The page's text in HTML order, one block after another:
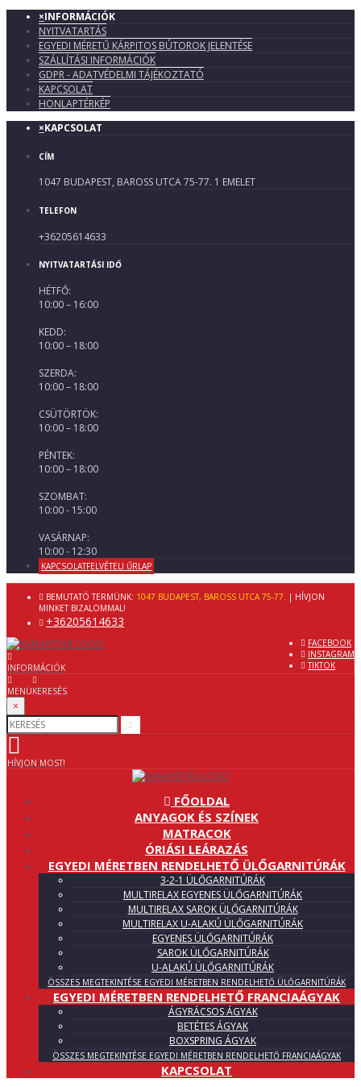
×INFORMÁCIÓK
NYITVATARTÁS
EGYEDI MÉRETŰ KÁRPITOS BÚTOROK JELENTÉSE
SZÁLLÍTÁSI INFORMÁCIÓK
GDPR - ADATVÉDELMI TÁJÉKOZTATÓ
KAPCSOLAT
HONLAPTÉRKÉP
×KAPCSOLAT
CÍM
1047 BUDAPEST, BAROSS UTCA 75-77. 1 EMELET
TELEFON
+36205614633
NYITVATARTÁSI IDŐ
HÉTFŐ:
10:00 – 16:00
KEDD:
10:00 – 18:00
SZERDA:
10:00 – 18:00
CSÜTÖRTÖK:
10:00 – 18:00
PÉNTEK:
10:00 – 18:00
SZOMBAT:
10:00 - 15:00
VASÁRNAP:
10:00 - 12:30
KAPCSOLATFELVÉTELI ŰRLAP
BEMUTATÓ TERMÜNK: 1047 BUDAPEST, BAROSS UTCA 75-77.
| HÍVJON
MINKET BIZALOMMAL!
+36205614633
FACEBOOK
INSTAGRAM
TIKTOK
INFORMÁCIÓK
MENÜKERESÉS
×
HÍVJON MOST!
FŐOLDAL
ANYAGOK ÉS SZÍNEK
MATRACOK
ÓRIÁSI LEÁRAZÁS
EGYEDI MÉRETBEN RENDELHETŐ ÜLŐGARNITÚRÁK
3-2-1 ÜLŐGARNITÚRÁK
MULTIRELAX EGYENES ÜLŐGARNITÚRÁK
MULTIRELAX SAROK ÜLŐGARNITÚRÁK
MULTIRELAX U-ALAKÚ ÜLŐGARNITÚRÁK
EGYENES ÜLŐGARNITÚRÁK
SAROK ÜLŐGARNITÚRÁK
U-ALAKÚ ÜLŐGARNITÚRÁK
ÖSSZES MEGTEKINTÉSE EGYEDI MÉRETBEN RENDELHETŐ ÜLŐGARNITÚRÁK
EGYEDI MÉRETBEN RENDELHETŐ FRANCIAÁGYAK
ÁGYRÁCSOS ÁGYAK
BETÉTES ÁGYAK
BOXSPRING ÁGYAK
ÖSSZES MEGTEKINTÉSE EGYEDI MÉRETBEN RENDELHETŐ FRANCIAÁGYAK
KAPCSOLAT